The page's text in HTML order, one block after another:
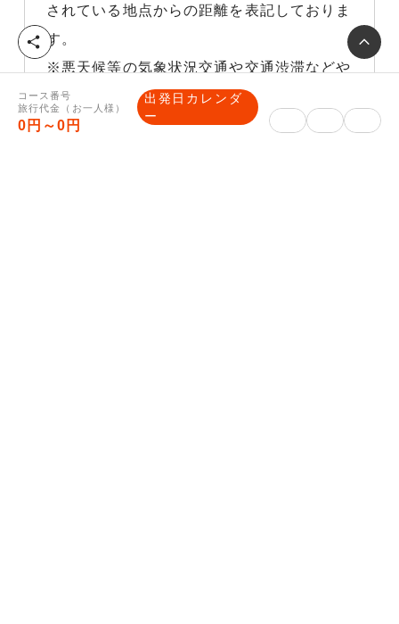
されている地点からの距離を表記しておりま
す。
※悪天候等の気象状況交通や交通渋滞などや
むを得ない理由により他の交通機関を利用し
た場合、それに伴う旅行代金の差額はお客様
コース番号
旅行代金（お一人様）
0円～0円
出発日カレンダ
ー
シ
ェ
ア